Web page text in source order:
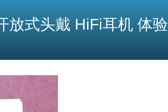
放式头戴 HiFi耳机 体验